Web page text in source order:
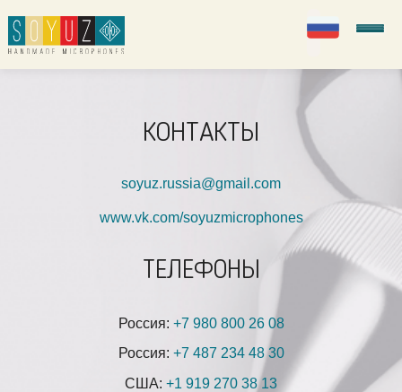
КОНТАКТЫ
soyuz.russia@gmail.com
www.vk.com/soyuzmicrophones
ТЕЛЕФОНЫ
Россия: +7 980 800 26 08
Россия: +7 487 234 48 30
США: +1 919 270 38 13